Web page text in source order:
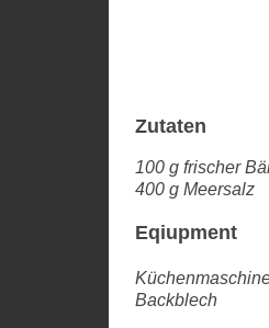
Zutaten
100 g frischer
400 g Meersalz
Eqiupment
Backblech